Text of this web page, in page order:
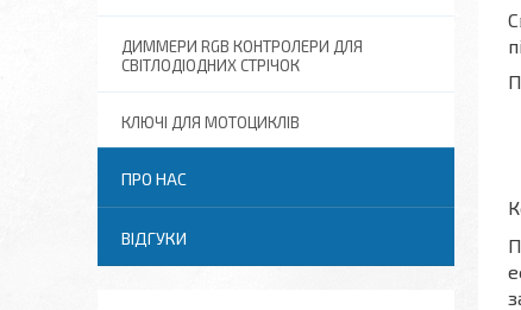
ДИММЕРИ RGB КОНТРОЛЕРИ ДЛЯ
СВІТЛОДІОДНИХ СТРІЧОК
КЛЮЧІ ДЛЯ МОТОЦИКЛІВ
ПРО НАС
ВІДГУКИ